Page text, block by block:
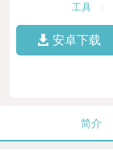
工具
安卓下载
简介